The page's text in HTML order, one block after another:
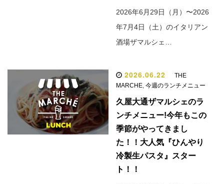
2026年6月29日（月）〜2026
年7月4日（土）のイタリアン
酒場ザマルシェ…
2026.06.22
THE
MARCHE, 今週のランチメニュー
久屋大通ザマルシェのラ
ンチメニュー!今年もこの
季節がやってきまし
た！！大人気『ひんやり
冷製生パスタ』スター
ト！！